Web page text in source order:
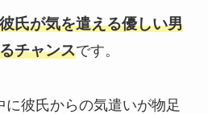
氏が気を遣える優しい男
チャンスです。
に彼氏からの気遣いが物足